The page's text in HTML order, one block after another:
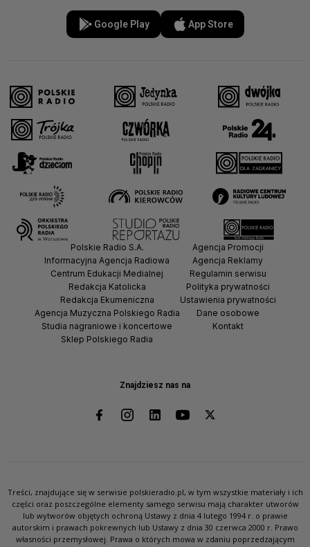
Google Play App Store
Znajdziesz nas na
Polskie Radio S.A.
Informacyjna Agencja Radiowa
Centrum Edukacji Medialnej
Redakcja Katolicka
Redakcja Ekumeniczna
Agencja Muzyczna Polskiego Radia
Studia nagraniowe i koncertowe
Sklep Polskiego Radia
Agencja Promocji
Agencja Reklamy
Regulamin serwisu
Polityka prywatności
Ustawienia prywatności
Dane osobowe
Kontakt
Treści, znajdujące się w serwisie polskieradio.pl, w tym wszystkie materiały i ich
części oraz poszczególne elementy samego serwisu mają charakter utworów
lub wytworów objętych ochroną Ustawy z dnia 4 lutego 1994 r. o prawie
autorskim i prawach pokrewnych lub Ustawy z dnia 30 czerwca 2000 r. Prawo
własności przemysłowej. Prawa o których mowa w zdaniu poprzedzającym